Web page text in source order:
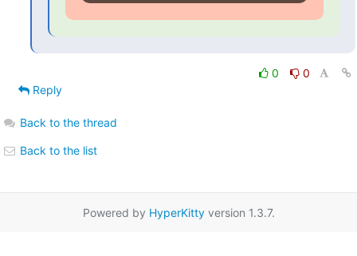
0
0
Reply
Back to the thread
Back to the list
Powered by HyperKittyversion 1.3.7.